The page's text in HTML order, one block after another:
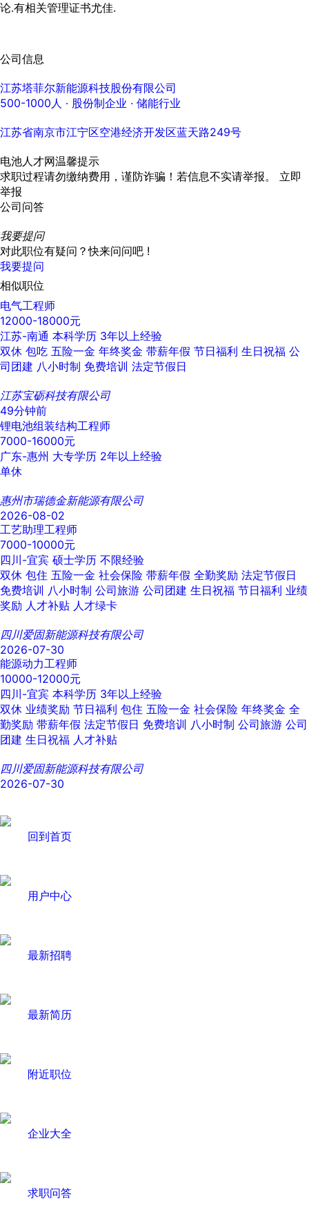
论.有相关管理证书尤佳.
公司信息
江苏塔菲尔新能源科技股份有限公司
500-1000人 · 股份制企业 · 储能行业
江苏省南京市江宁区空港经济开发区蓝天路249号
电池人才网温馨提示
求职过程请勿缴纳费用，谨防诈骗！若信息不实请举报。 立即
举报
公司问答
我要提问
对此职位有疑问？快来问问吧 !
我要提问
相似职位
电气工程师
12000-18000元
江苏-南通 本科学历 3年以上经验
双休 包吃 五险一金 年终奖金 带薪年假 节日福利 生日祝福 公
司团建 八小时制 免费培训 法定节假日
江苏宝砺科技有限公司
49分钟前
锂电池组装结构工程师
7000-16000元
广东-惠州 大专学历 2年以上经验
单休
惠州市瑞德金新能源有限公司
2026-08-02
工艺助理工程师
7000-10000元
四川-宜宾 硕士学历 不限经验
双休 包住 五险一金 社会保险 带薪年假 全勤奖励 法定节假日
免费培训 八小时制 公司旅游 公司团建 生日祝福 节日福利 业绩
奖励 人才补贴 人才绿卡
四川爱固新能源科技有限公司
2026-07-30
能源动力工程师
10000-12000元
四川-宜宾 本科学历 3年以上经验
双休 业绩奖励 节日福利 包住 五险一金 社会保险 年终奖金 全
勤奖励 带薪年假 法定节假日 免费培训 八小时制 公司旅游 公司
团建 生日祝福 人才补贴
四川爱固新能源科技有限公司
2026-07-30
回到首页
用户中心
最新招聘
最新简历
附近职位
企业大全
求职问答